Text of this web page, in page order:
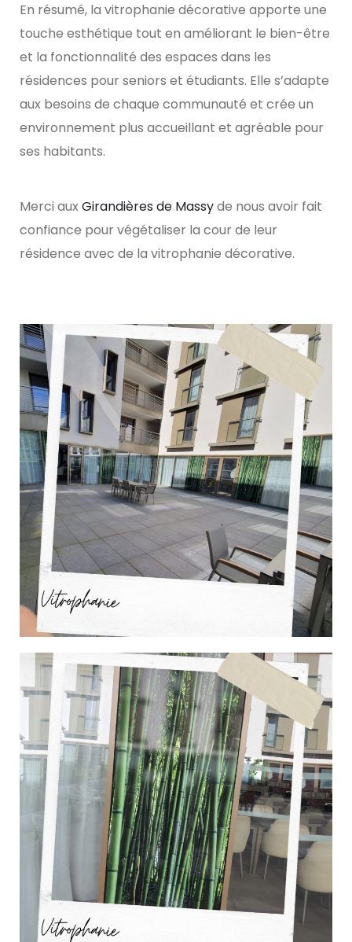
En résumé, la vitrophanie décorative apporte une
touche esthétique tout en améliorant le bien-être
et la fonctionnalité des espaces dans les
résidences pour seniors et étudiants. Elle s’adapte
aux besoins de chaque communauté et crée un
environnement plus accueillant et agréable pour
ses habitants.
Merci auxGirandières de Massyde nous avoir fait
confiance pour végétaliser la cour de leur
résidence avec de la vitrophanie décorative.